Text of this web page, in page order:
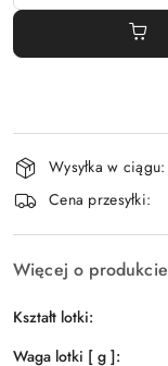
Dostępność
i
dostawa
Wysyłka w ciągu:
Cena przesyłki:
Więcej o produkcie
Kształt lotki:
Waga lotki [ g ]: